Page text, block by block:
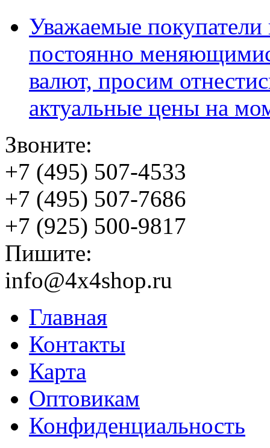
Уважаемые
постоянно
валют, просим
актуальные цены на
Звоните:
+7 (495) 507-4533
+7 (495) 507-7686
+7 (925) 500-9817
Пишите:
info@4x4shop.ru
Главная
Контакты
Карта
Оптовикам
Конфиденциальность